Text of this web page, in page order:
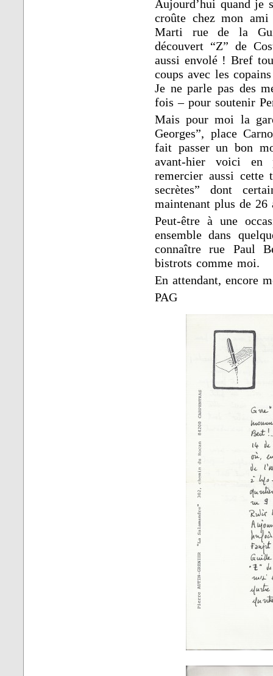
Aujourd’hui quand je
croûte chez mon
Marti rue de la
découvert “Z” de
aussi envolé ! Bref
coups avec les
Je ne parle pas des
fois – pour soutenir
Mais pour moi la
Georges”, place
fait passer un bon
avant-hier voici
remercier aussi cette
secrètes” dont
maintenant plus de 26
Peut-être à une
ensemble dans
connaître rue Paul
bistrots comme moi.
En attendant, encore
PAG